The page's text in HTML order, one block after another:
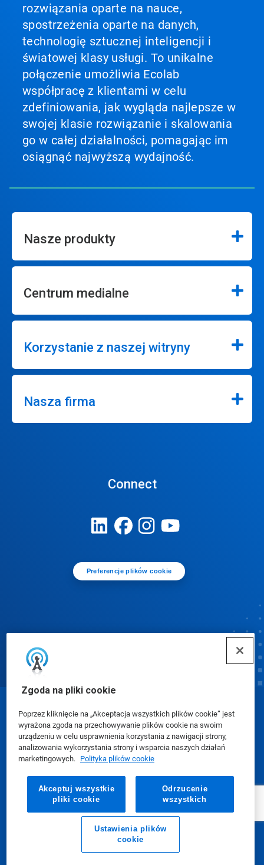
Zgoda na pliki cookie
Poprzez kliknięcie na „Akceptacja wszystkich plików cookie” jest
wyrażona zgoda na przechowywanie plików cookie na swoim
urządzeniu w celu usprawnienia korzystania z nawigacji strony,
analizowania wykorzystania strony i wsparcia naszych działań
marketingowych. Polityka plików cookie
Akceptuj wszystkie
pliki cookie
Odrzucenie
wszystkich
Ustawienia plików
cookie
rozwiązania oparte na nauce,
spostrzeżenia oparte na danych,
technologię sztucznej inteligencji i
światowej klasy usługi. To unikalne
połączenie umożliwia Ecolab
współpracę z klientami w celu
zdefiniowania, jak wygląda najlepsze w
swojej klasie rozwiązanie i skalowania
go w całej działalności, pomagając im
osiągnąć najwyższą wydajność.
Nasze produkty
Centrum medialne
Korzystanie z naszej witryny
Nasza firma
Connect
Preferencje plików cookie
E-mail Zadzwoń do nas
© Ecolab Inc. 2025
Karty charakterystyki (SDS)|Polityka prywatności
Warunki użytkowania